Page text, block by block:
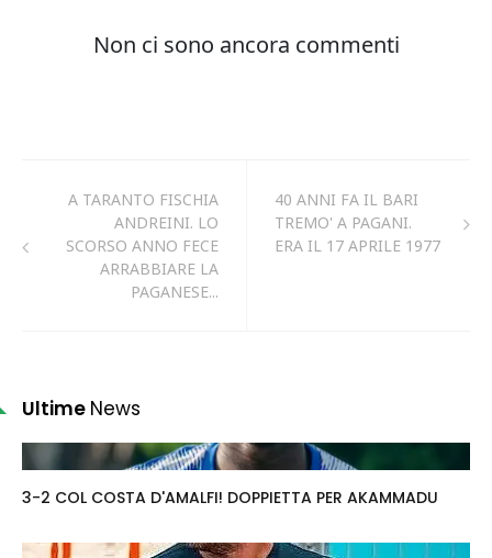
A TARANTO FISCHIA
ANDREINI. LO
SCORSO ANNO FECE
ARRABBIARE LA
PAGANESE...
40 ANNI FA IL BARI
TREMO' A PAGANI.
ERA IL 17 APRILE 1977
Ultime News
3-2 COL COSTA D'AMALFI! DOPPIETTA PER AKAMMADU